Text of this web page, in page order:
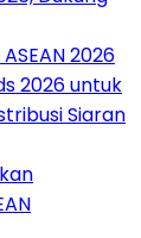
2026
2026 untuk
Siaran